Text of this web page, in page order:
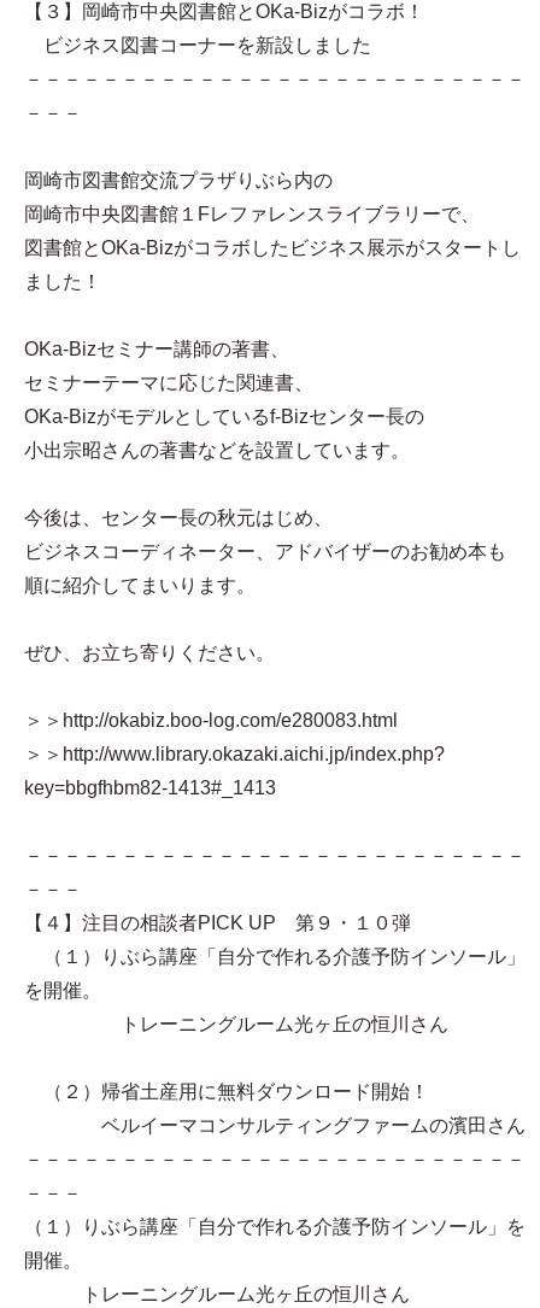
【３】岡崎市中央図書館とOKa-Bizがコラボ！
ビジネス図書コーナーを新設しました
－－－－－－－－－－－－－－－－－－－－－－－－－－
－－－
岡崎市図書館交流プラザりぶら内の
岡崎市中央図書館１Fレファレンスライブラリーで、
図書館とOKa-Bizがコラボしたビジネス展示がスタートし
ました！
OKa-Bizセミナー講師の著書、
セミナーテーマに応じた関連書、
OKa-Bizがモデルとしているf-Bizセンター長の
小出宗昭さんの著書などを設置しています。
今後は、センター長の秋元はじめ、
ビジネスコーディネーター、アドバイザーのお勧め本も
順に紹介してまいります。
ぜひ、お立ち寄りください。
＞＞http://okabiz.boo-log.com/e280083.html
＞＞http://www.library.okazaki.aichi.jp/index.php?
key=bbgfhbm82-1413#_1413
－－－－－－－－－－－－－－－－－－－－－－－－－－
－－－
【４】注目の相談者PICK UP 第９・１０弾
（１）りぶら講座「自分で作れる介護予防インソール」
を開催。
トレーニングルーム光ヶ丘の恒川さん
（２）帰省土産用に無料ダウンロード開始！
ベルイーマコンサルティングファームの濱田さん
－－－－－－－－－－－－－－－－－－－－－－－－－－
－－－
（１）りぶら講座「自分で作れる介護予防インソール」を
開催。
トレーニングルーム光ヶ丘の恒川さん